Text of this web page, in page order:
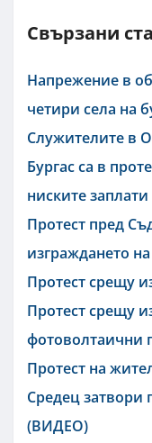
Свързани
Напрежение в
четири села на
Служителите в
Бургас са в
ниските заплати
Протест пред
изграждането
Протест срещу
Протест срещу
фотоволтаични
Протест на
Средец затвори
(ВИДЕО)